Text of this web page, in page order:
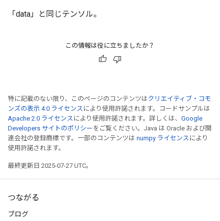
「data」と同じテンソル。
この情報は役に立ちましたか？
特に記載のない限り、このページのコンテンツはクリエイティブ・コモ
ンズの表示 4.0 ライセンス により使用許諾されます。コードサンプルは
Apache 2.0 ライセンス により使用許諾されます。詳しくは、 Google
Developers サイトのポリシー をご覧ください。Java は Oracle および関
連会社の登録商標です。一部のコンテンツは numpy ライセンス により
使用許諾されます。
最終更新日 2025-07-27 UTC。
つながる
ブログ